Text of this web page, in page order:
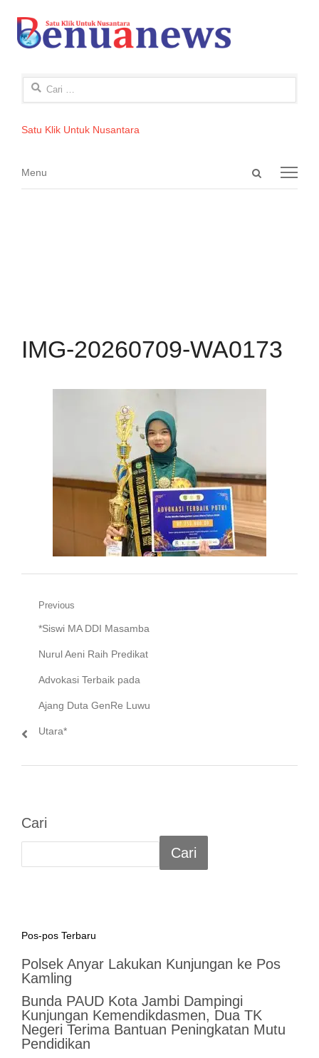
Cari
Satu Klik Untuk Nusantara
Open
Menu
Menu
IMG-20260709-WA0173
Navigasi
pos
Previous
Previous
post:
*Siswi MA DDI Masamba
Nurul Aeni Raih Predikat
Advokasi Terbaik pada
Ajang Duta GenRe Luwu
Utara*
Cari
Cari
Pos-pos Terbaru
Polsek Anyar Lakukan Kunjungan ke Pos
Kamling
Bunda PAUD Kota Jambi Dampingi
Kunjungan Kemendikdasmen, Dua TK
Negeri Terima Bantuan Peningkatan Mutu
Pendidikan